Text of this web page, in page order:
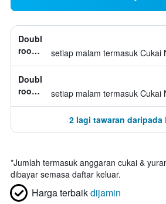
Double
room,
katil
tidak
diketahui
setiap malam termasuk Cukai
Double
room,
setiap malam termasuk Cukai
2 lagi tawaran daripada
*Jumlah termasuk anggaran cukai &
dibayar semasa daftar keluar.
Harga terbaikdijamin